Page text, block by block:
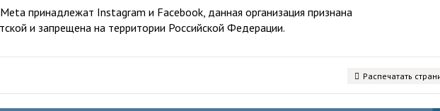
принадлежат Instagram и Facebook, данная организация признана
и запрещена на территории Российской Федерации.
Распечатать